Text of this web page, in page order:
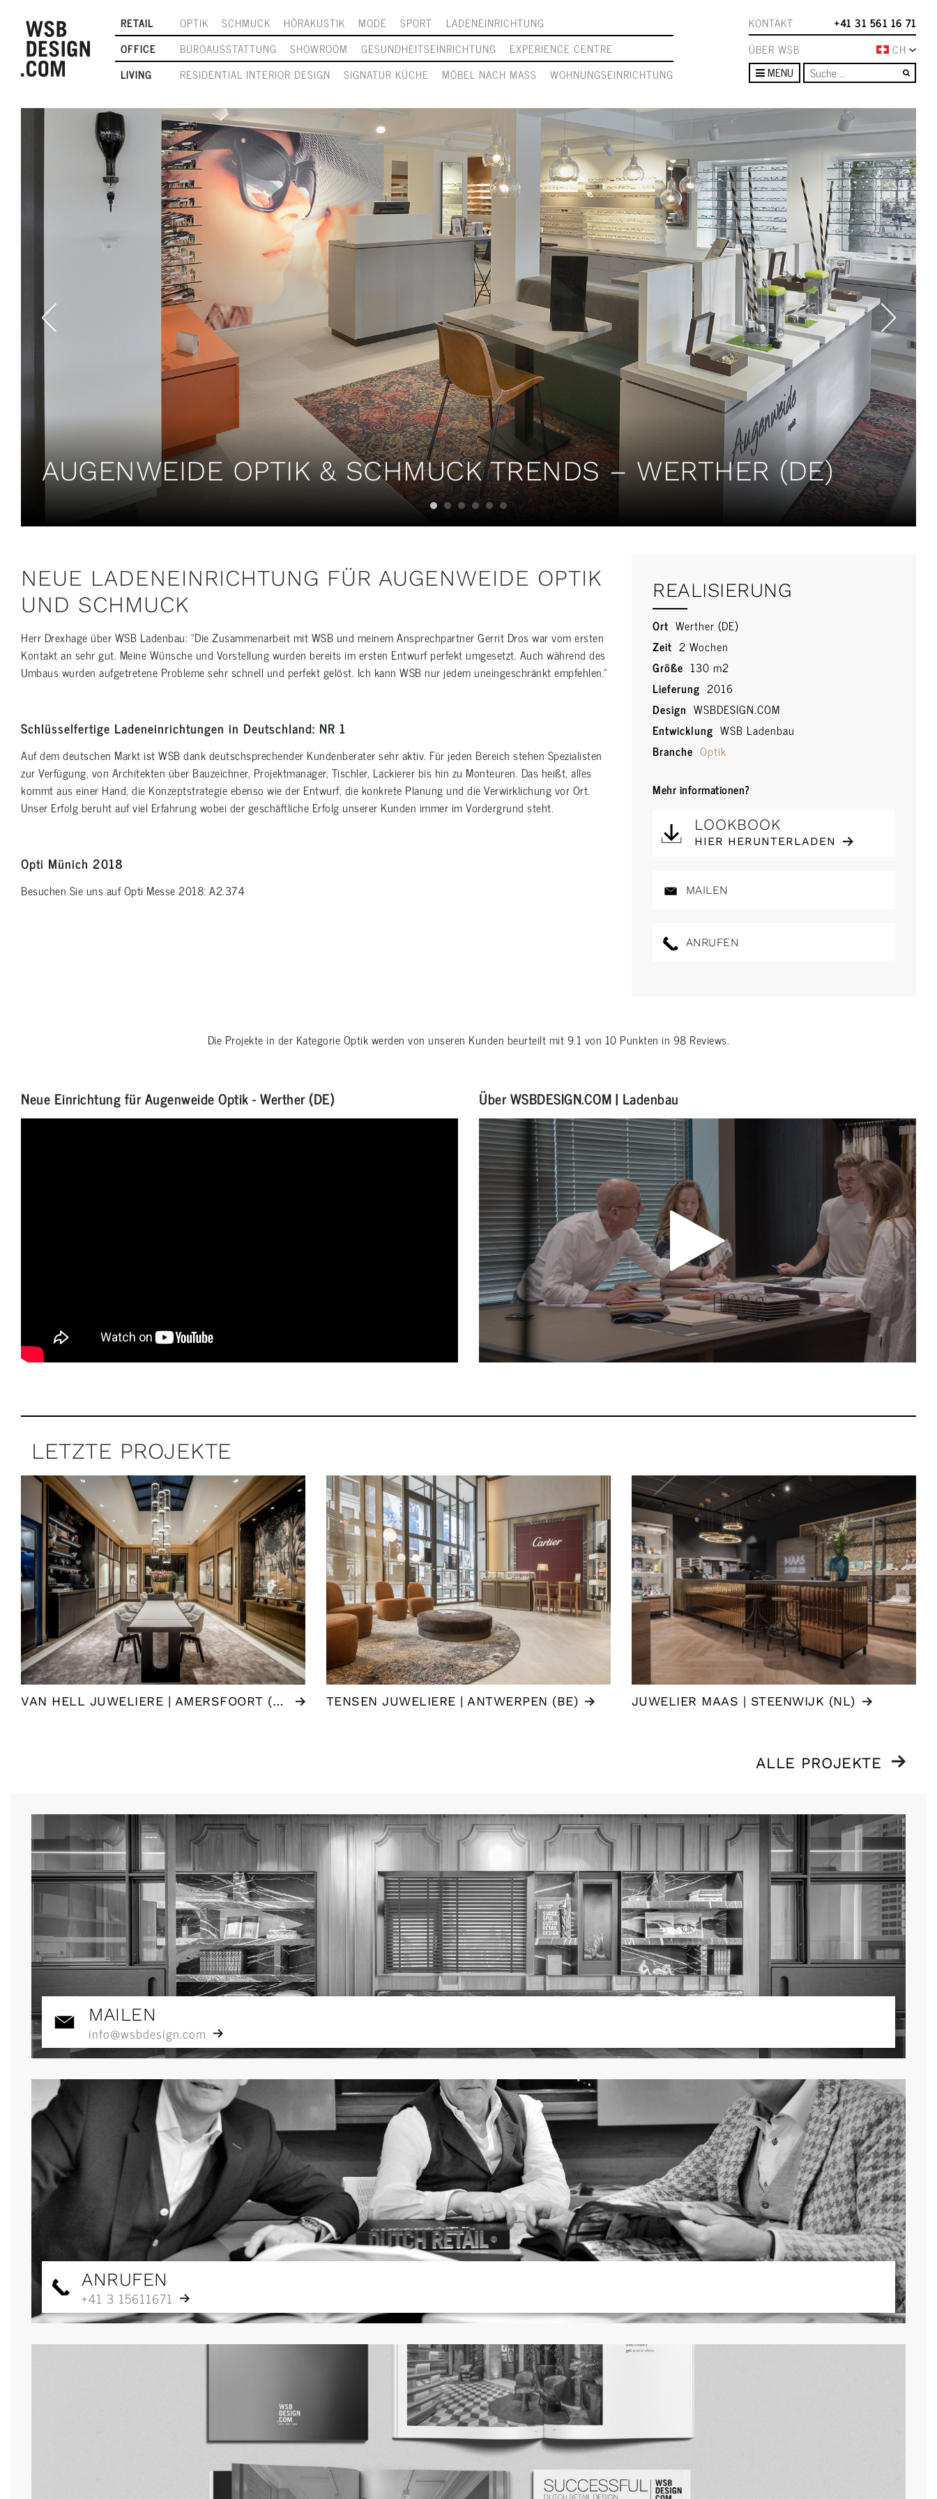
RETAIL OPTIK SCHMUCK HÖRAKUSTIK MODE SPORT
LADENEINRICHTUNG
OFFICE
BÜROAUSSTATTUNG SHOWROOM GESUNDHEITSEINRICHTUNG
EXPERIENCE CENTRE
LIVING
RESIDENTIAL INTERIOR DESIGN SIGNATUR KÜCHE MÖBEL NACH MASS WOHNUNGSEINRICHTUNG
KONTAKT
+41 31 561 16 71
ÜBER WSB
CH
MENU
AUGENWEIDE OPTIK & SCHMUCK TRENDS – WERTHER (DE)
NEUE LADENEINRICHTUNG FÜR AUGENWEIDE OPTIK
UND SCHMUCK
Herr Drexhage über WSB Ladenbau: “Die Zusammenarbeit mit WSB und meinem Ansprechpartner Gerrit Dros war vom ersten
Kontakt an sehr gut. Meine Wünsche und Vorstellung wurden bereits im ersten Entwurf perfekt umgesetzt. Auch während des
Umbaus wurden aufgetretene Probleme sehr schnell und perfekt gelöst. Ich kann WSB nur jedem uneingeschränkt empfehlen.”
Schlüsselfertige Ladeneinrichtungen in Deutschland: NR 1
Auf dem deutschen Markt ist WSB dank deutschsprechender Kundenberater sehr aktiv. Für jeden Bereich stehen Spezialisten
zur Verfügung, von Architekten über Bauzeichner, Projektmanager, Tischler, Lackierer bis hin zu Monteuren. Das heißt, alles
kommt aus einer Hand, die Konzeptstrategie ebenso wie der Entwurf, die konkrete Planung und die Verwirklichung vor Ort.
Unser Erfolg beruht auf viel Erfahrung wobei der geschäftliche Erfolg unserer Kunden immer im Vordergrund steht.
Opti Münich 2018
Besuchen Sie uns auf Opti Messe 2018: A2.374
REALISIERUNG
Ort Werther (DE)
Zeit 2 Wochen
Größe 130 m2
Lieferung 2016
Design WSBDESIGN.COM
Entwicklung WSB Ladenbau
Branche Optik
Mehr informationen?
LOOKBOOK
HIER HERUNTERLADEN
MAILEN
ANRUFEN
Die Projekte in der KategorieOptikwerden von unseren Kunden beurteilt mit9.1 von 10 Punkten in 98 Reviews.
Neue Einrichtung für Augenweide Optik - Werther (DE) Über WSBDESIGN.COM | Ladenbau
LETZTE PROJEKTE
VAN HELL JUWELIERE | AMERSFOORT (NL) TENSEN JUWELIERE | ANTWERPEN (BE) JUWELIER MAAS | STEENWIJK (NL)
ALLE PROJEKTE
MAILEN
info@wsbdesign.com
ANRUFEN
+41 3 15611671